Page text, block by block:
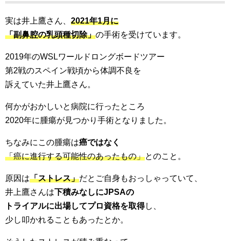
実は井上鷹さん、 2021年1月に
「副鼻腔の乳頭種切除」の手術を受けています。
2019年のWSLワールドロングボードツアー
第2戦のスペイン戦頃から体調不良を
訴えていた井上鷹さん。
何かがおかしいと病院に行ったところ
2020年に腫瘍が見つかり手術となりました。
ちなみにこの腫瘍は癌ではなく
「癌に進行する可能性のあったもの」とのこと。
原因は「ストレス」だとご自身もおっしゃっていて、
井上鷹さんは下積みなしにJPSAの
トライアルに出場してプロ資格を取得し、
少し叩かれることもあったとか。